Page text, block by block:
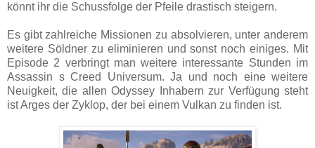
könnt ihr die Schussfolge der Pfeile drastisch steigern.
Es gibt zahlreiche Missionen zu absolvieren, unter anderem
weitere Söldner zu eliminieren und sonst noch einiges. Mit
Episode 2 verbringt man weitere interessante Stunden im
Assassin s Creed Universum. Ja und noch eine weitere
Neuigkeit, die allen Odyssey Inhabern zur Verfügung steht
ist Arges der Zyklop, der bei einem Vulkan zu finden ist.